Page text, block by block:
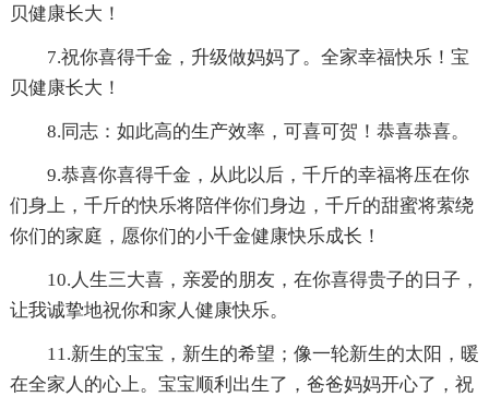
贝健康长大！
7.祝你喜得千金，升级做妈妈了。全家幸福快乐！宝
贝健康长大！
8.同志：如此高的生产效率，可喜可贺！恭喜恭喜。
9.恭喜你喜得千金，从此以后，千斤的幸福将压在你
们身上，千斤的快乐将陪伴你们身边，千斤的甜蜜将萦绕
你们的家庭，愿你们的小千金健康快乐成长！
10.人生三大喜，亲爱的朋友，在你喜得贵子的日子，
让我诚挚地祝你和家人健康快乐。
11.新生的宝宝，新生的希望；像一轮新生的太阳，暖
在全家人的心上。宝宝顺利出生了，爸爸妈妈开心了，祝